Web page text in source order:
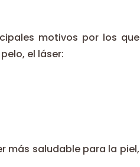
motivos por los que
el láser:
más saludable para la piel,